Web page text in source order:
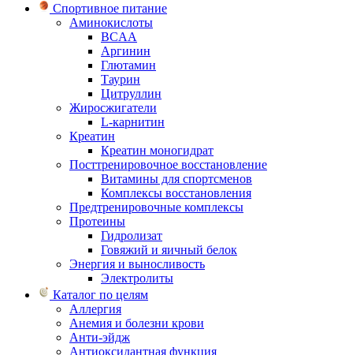
Спортивное питание
Аминокислоты
BCAA
Аргинин
Глютамин
Таурин
Цитруллин
Жиросжигатели
L-карнитин
Креатин
Креатин моногидрат
Посттренировочное восстановление
Витамины для спортсменов
Комплексы восстановления
Предтренировочные комплексы
Протеины
Гидролизат
Говяжий и яичный белок
Энергия и выносливость
Электролиты
Каталог по целям
Аллергия
Анемия и болезни крови
Анти-эйдж
Антиоксидантная функция